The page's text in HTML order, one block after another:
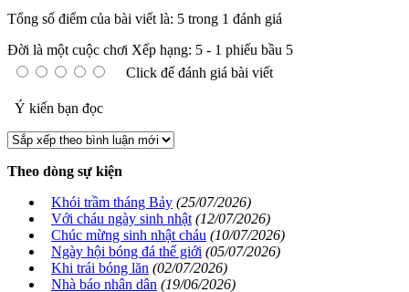
Tổng số điểm của bài viết là: 5 trong 1 đánh giá
Đời là một cuộc chơi Xếp hạng: 5 - 1 phiếu bầu 5
Click để đánh giá bài viết
Ý kiến bạn đọc
Theo dòng sự kiện
Khói trầm tháng Bảy (25/07/2026)
Với cháu ngày sinh nhật (12/07/2026)
Chúc mừng sinh nhật cháu (10/07/2026)
Ngày hội bóng đá thế giới (05/07/2026)
Khi trái bóng lăn (02/07/2026)
Nhà báo nhân dân (19/06/2026)